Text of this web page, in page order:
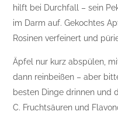
hilft bei Durchfall – sein
im Darm auf. Gekochtes
Rosinen verfeinert und
Äpfel nur kurz abspülen,
dann reinbeißen – aber
besten Dinge drinnen und
C. Fruchtsäuren und